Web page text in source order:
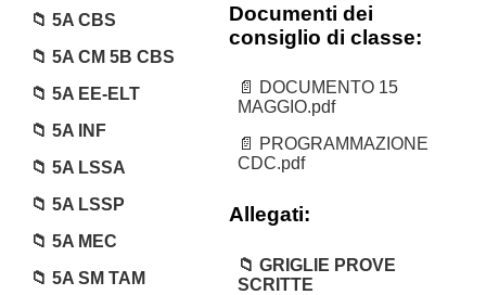
5A CBS
5A CM 5B CBS
5A EE-ELT
5A INF
5A LSSA
5A LSSP
5A MEC
5A SM TAM
Documenti dei
consiglio di classe:
DOCUMENTO 15
MAGGIO.pdf
PROGRAMMAZIONE
CDC.pdf
Allegati:
GRIGLIE PROVE
SCRITTE